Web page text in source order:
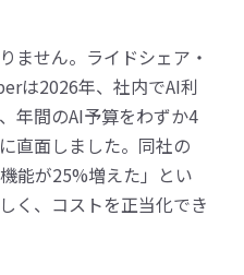
ません。ライドシェア・
は2026年、社内でAI利
年間のAI予算をわずか4
直面しました。同社の
能が25%増えた」とい
く、コストを正当化でき